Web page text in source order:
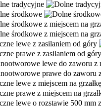
tradycyjne
środkowe
środkowe z miejscem na
środkowe z miejscem na
lewe z zasilaniem od góry
prawe z zasilaniem od góry
lewe do zaworu z
prawe do zaworu
lewe z miejscem na
prawe z miejscem na
lewe o rozstawie 500 mm